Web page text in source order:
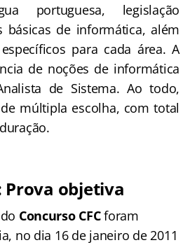
portuguesa, legislação
básicas de informática, além
para cada área. A
de noções de informática
de Sistema. Ao todo,
múltipla escolha, com total
Prova objetiva
Concurso CFCforam
no dia 16 de janeiro de 2011